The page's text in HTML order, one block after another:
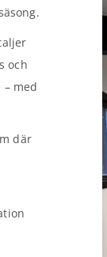
och
med
där